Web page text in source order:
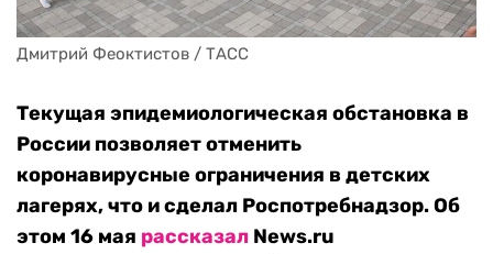
Дмитрий Феоктистов / ТАСС
Текущая эпидемиологическая обстановка в
России позволяет отменить
коронавирусные ограничения в детских
лагерях, что и сделал Роспотребнадзор. Об
этом 16 мая рассказал News.ru